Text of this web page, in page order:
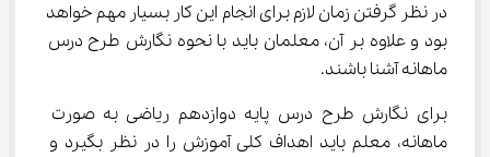
در نظر گرفتن زمان لازم برای انجام این کار بسیار مهم خواهد
بود و علاوه بر آن، معلمان باید با نحوه نگارش طرح درس
ماهانه آشنا باشند.
برای نگارش طرح درس پایه دوازدهم ریاضی به صورت
ماهانه، معلم باید اهداف کلی آموزش را در نظر بگیرد و